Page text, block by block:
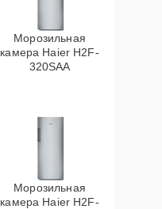
Морозильная
камера Haier H2F-
320SAA
Морозильная
камера Haier H2F-